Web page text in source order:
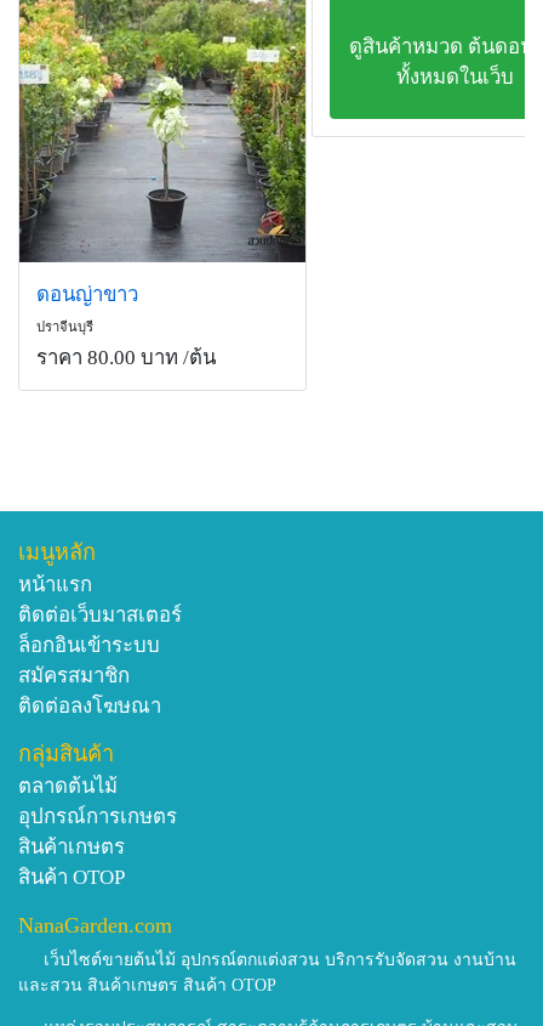
ดอนญ่าขาว
ปราจีนบุรี
ราคา 80.00 บาท /ต้น
ดูสินค้าหมวด ต้นดอน
ทั้งหมดในเว็บ
เมนูหลัก
หน้าแรก
ติดต่อเว็บมาสเตอร์
ล็อกอินเข้าระบบ
สมัครสมาชิก
ติดต่อลงโฆษณา
กลุ่มสินค้า
ตลาดต้นไม้
อุปกรณ์การเกษตร
สินค้าเกษตร
สินค้า OTOP
NanaGarden.com
เว็บไซต์ขายต้นไม้ อุปกรณ์ตกแต่งสวน บริการรับจัดสวน งานบ้าน
และสวน สินค้าเกษตร สินค้า OTOP